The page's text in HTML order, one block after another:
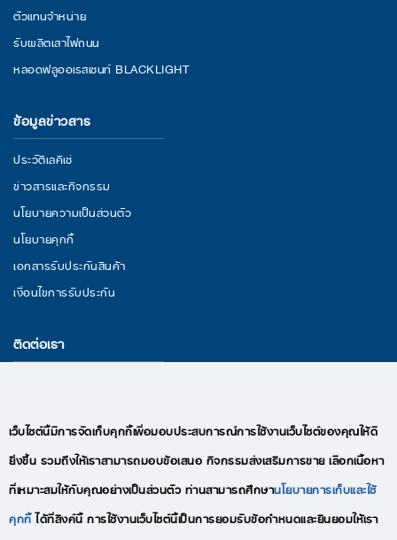
ตัวแทนจำหน่าย
รับผลิตเสาไฟถนน
หลอดฟลูออเรสเซนท์ BLACKLIGHT
ข้อมูลข่าวสาร
ประวัติเลคิเซ่
ข่าวสารและกิจกรรม
นโยบายความเป็นส่วนตัว
นโยบายคุกกี้
เอกสารรับประกันสินค้า
เงื่อนไขการรับประกัน
ติดต่อเรา
โทร : +66(0)95-409-9280
เว็บไซต์นี้มีการจัดเก็บคุกกี้เพื่อมอบประสบการณ์การใช้งานเว็บไซต์ของคุณให้ดี
ยิ่งขึ้น รวมถึงให้เราสามารถมอบข้อเสนอ กิจกรรมส่งเสริมการขาย เลือกเนื้อหา
ที่เหมาะสมให้กับคุณอย่างเป็นส่วนตัว ท่านสามารถศึกษานโยบายการเก็บและใช้
คุกกี้ได้ที่ลิงค์นี้ การใช้งานเว็บไซต์นี้เป็นการยอมรับข้อกำหนดและยินยอมให้เรา